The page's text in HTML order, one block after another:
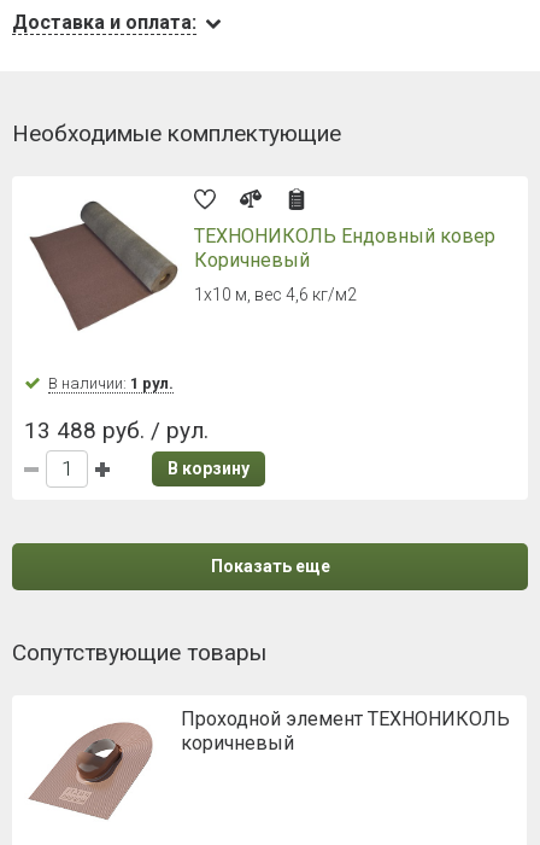
Доставка и оплата:
Необходимые комплектующие
ТЕХНОНИКОЛЬ Ендовный ковер
Коричневый
1х10 м, вес 4,6 кг/м2
В наличии: 1 рул.
13 488 руб. / рул.
В корзину
Показать еще
Сопутствующие товары
Проходной элемент ТЕХНОНИКОЛЬ
коричневый